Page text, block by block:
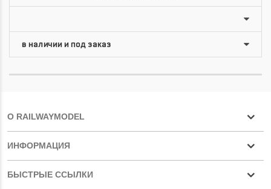
О RAILWAYMODEL
ИНФОРМАЦИЯ
БЫСТРЫЕ ССЫЛКИ